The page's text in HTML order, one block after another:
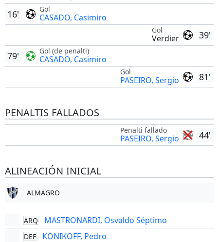
Gol
CASADO, Casimiro
16'
39'
Gol
Verdier
Gol (de penalti)
CASADO, Casimiro
79'
81'
Gol
PASEIRO, Sergio
PENALTIS FALLADOS
44'
Penalti fallado
PASEIRO, Sergio
ALINEACIÓN INICIAL
ALMAGRO
ARQ MASTRONARDI, Osvaldo Séptimo
DEF KONIKOFF, Pedro